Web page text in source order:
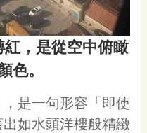
，是從空中俯瞰
色。
，是一句形容「即使
如水頭洋樓般精緻